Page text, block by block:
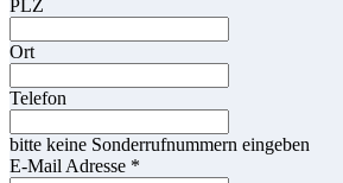
PLZ
Ort
Telefon
bitte keine Sonderrufnummern eingeben
E-Mail Adresse *